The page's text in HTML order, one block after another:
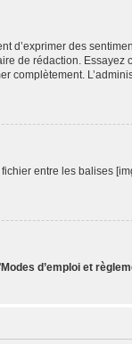
d’exprimer des
de rédaction. Essayez
complètement.
entre les balises
Modes d’emploi et